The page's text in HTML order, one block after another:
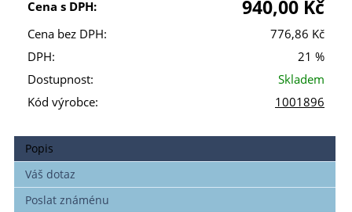
Cena s DPH:
940,00 Kč
Cena bez DPH:
776,86 Kč
DPH:
21 %
Dostupnost:
Skladem
Kód výrobce:
1001896
Popis
Váš dotaz
Poslat známénu